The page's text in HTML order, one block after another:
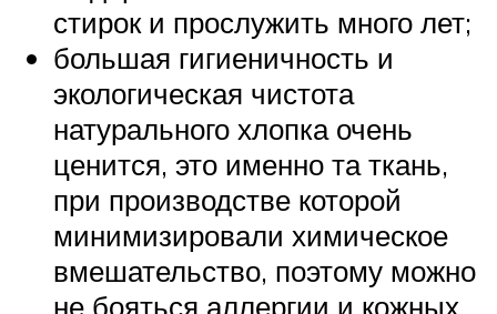
стирок и прослужить много лет;
большая гигиеничность и
экологическая чистота
натурального хлопка очень
ценится, это именно та ткань,
при производстве которой
минимизировали химическое
вмешательство, поэтому можно
не бояться аллергии и кожных